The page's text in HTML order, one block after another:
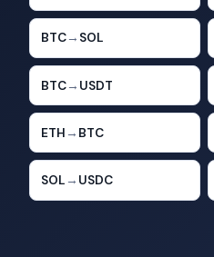
BTC→ SOL
BTC→ USDT
ETH → BTC
SOL → USDC